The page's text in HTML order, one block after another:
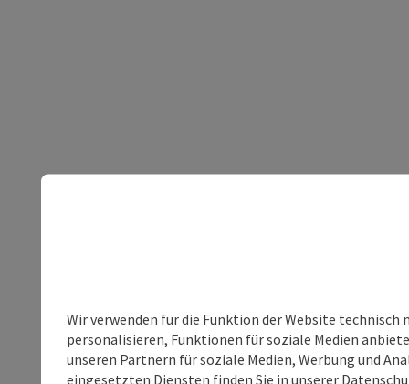
Wir verwenden für die Funktion der Website
personalisieren, Funktionen für soziale Medien
unseren Partnern für soziale Medien, Werbung und
eingesetzten Diensten finden Sie in unserer